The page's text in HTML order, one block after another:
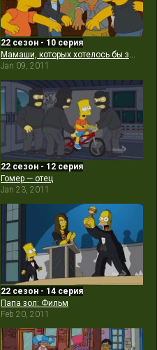
22 сезон - 10 серия
Мамаши, которых хотелось бы забыть
Jan 09, 2011
22 сезон - 12 серия
Гомер — отец
Jan 23, 2011
22 сезон - 14 серия
Папа зол: Фильм
Feb 20, 2011